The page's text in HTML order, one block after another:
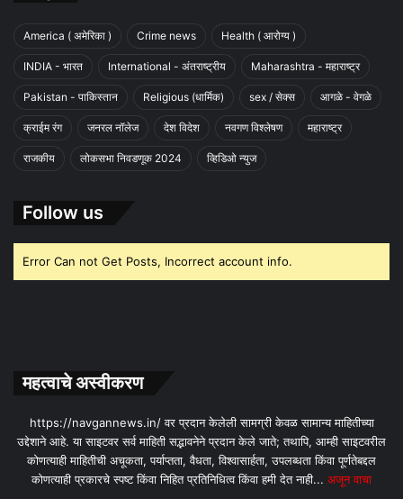
America ( अमेरिका ) Crime news Health ( आरोग्य )
INDIA - भारत International - अंतराष्ट्रीय Maharashtra - महाराष्ट्र
Pakistan - पाकिस्तान Religious (धार्मिक) sex / सेक्स आगळे - वेगळे
क्राईम रंग जनरल नॉलेज देश विदेश नवगण विश्लेषण महाराष्ट्र
राजकीय लोकसभा निवडणूक 2024 व्हिडिओ न्युज
Follow us
Error Can not Get Posts, Incorrect account info.
महत्वाचे अस्वीकरण
https://navgannews.in/ वर प्रदान केलेली सामग्री केवळ सामान्य माहितीच्या
उद्देशाने आहे. या साइटवर सर्व माहिती सद्भावनेने प्रदान केले जाते; तथापि, आम्ही साइटवरील
कोणत्याही माहितीची अचूकता, पर्याप्तता, वैधता, विश्वासार्हता, उपलब्धता किंवा पूर्णतेबद्दल
कोणत्याही प्रकारचे स्पष्ट किंवा निहित प्रतिनिधित्व किंवा हमी देत ​​नाही... अजून वाचा